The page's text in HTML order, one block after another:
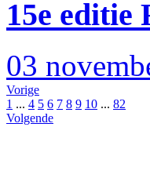
15e
03
Vorige
1 ... 4 5 6 7 8 9 10 ... 82
Volgende